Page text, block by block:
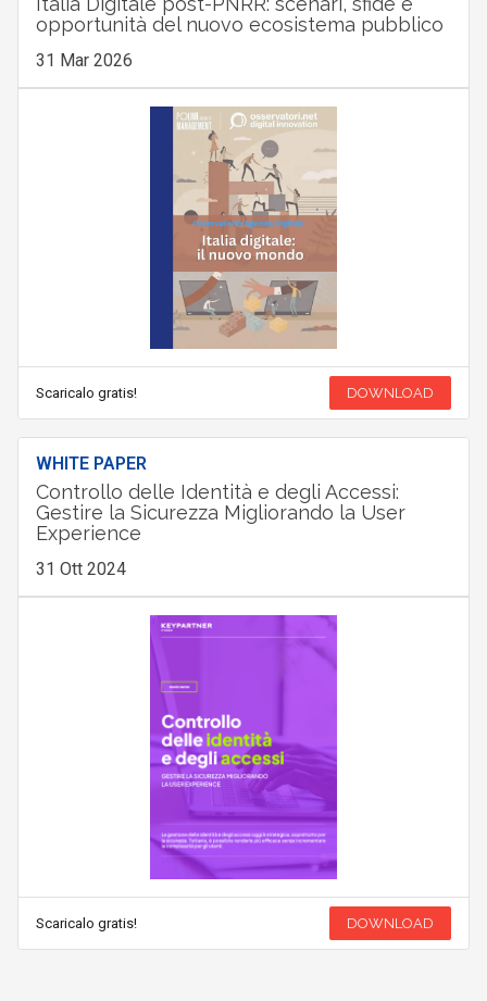
opportunità del nuovo ecosistema pubblico
31 Mar 2026
Scaricalo gratis! DOWNLOAD
WHITE PAPER
Controllo delle Identità e degli Accessi:
Gestire la Sicurezza Migliorando la User
Experience
31 Ott 2024
Scaricalo gratis! DOWNLOAD